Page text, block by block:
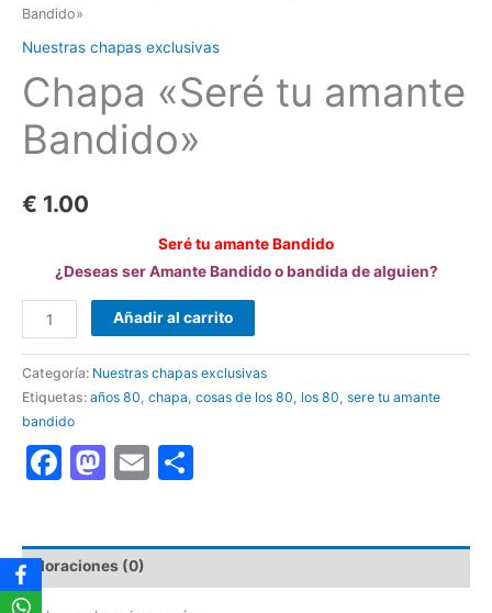
Bandido»
Nuestras chapas exclusivas
Chapa «Seré tu amante
Bandido»
€ 1.00
Seré tu amante Bandido
¿Deseas ser Amante Bandido o bandida de alguien?
Añadir al carrito
Categoría: Nuestras chapas exclusivas
Etiquetas: años 80, chapa, cosas de los 80, los 80, sere tu amante
bandido
Facebook
Mastodon
Email
Valoraciones (0)